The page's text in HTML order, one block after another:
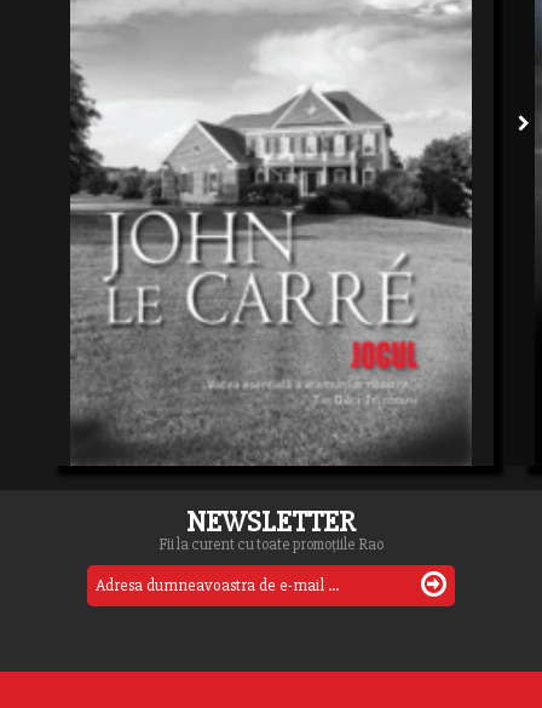
NEWSLETTER
Fii la curent cu toate promoțiile Rao